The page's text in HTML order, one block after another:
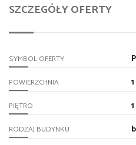
SZCZEGÓŁY OFERTY
SYMBOL OFERTY
POWIERZCHNIA
PIĘTRO 1
RODZAJ BUDYNKU